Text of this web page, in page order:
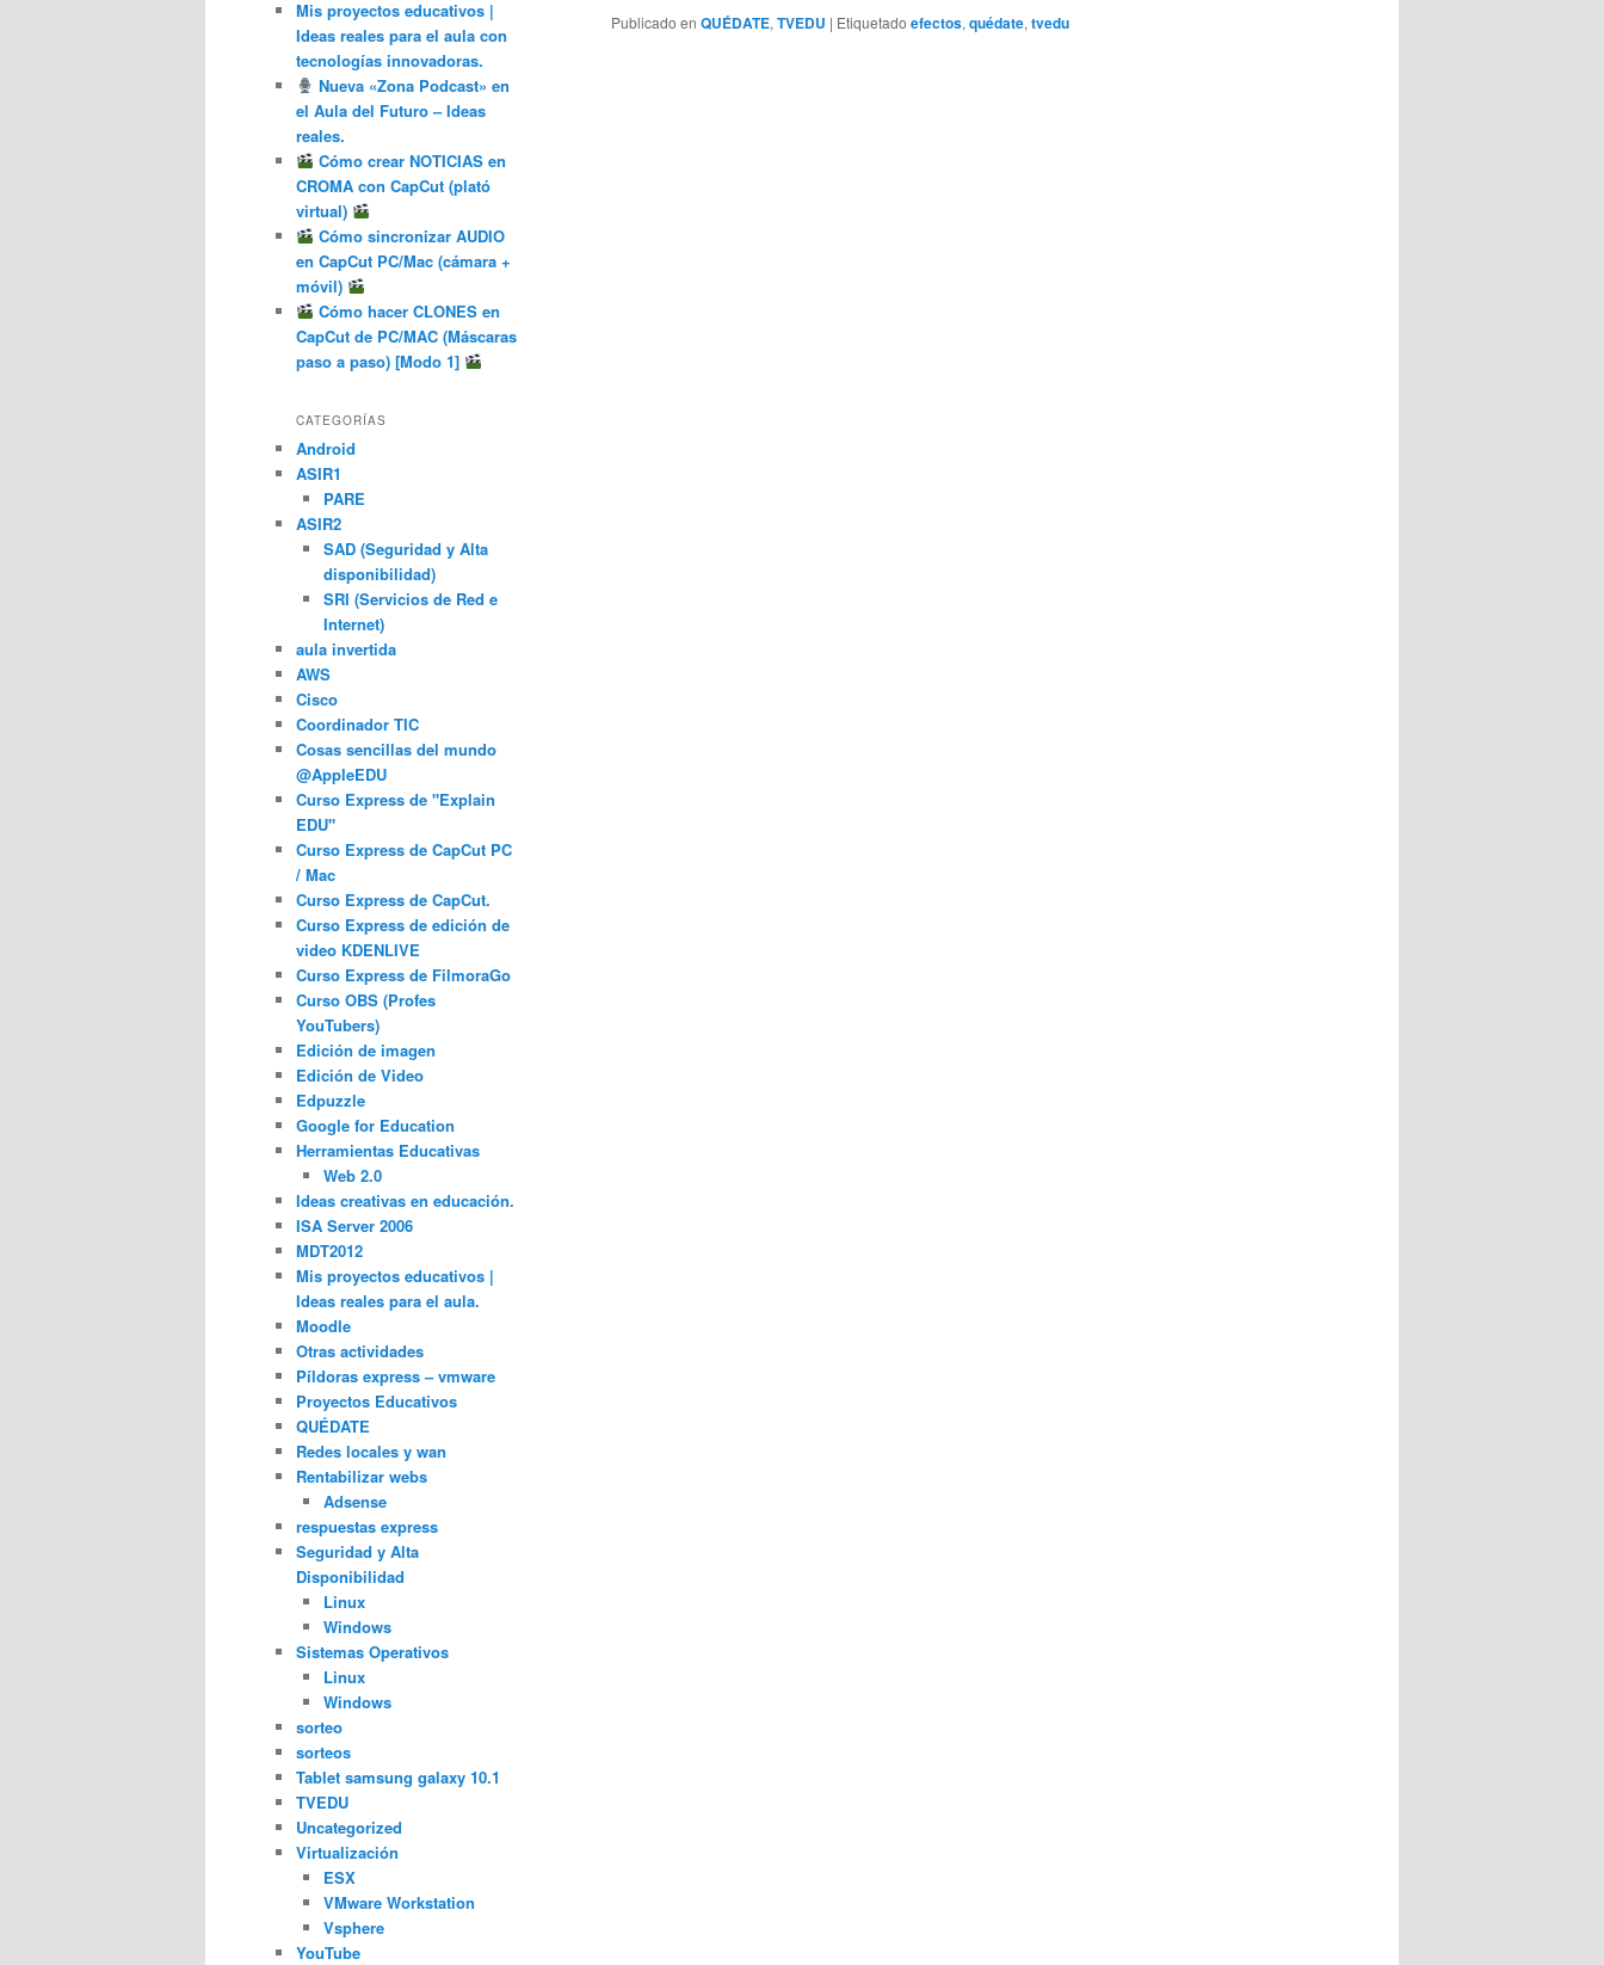
Publicado en QUÉDATE, TVEDU | Etiquetado efectos, quédate, tvedu
Mis proyectos educativos |
Ideas reales para el aula con
tecnologías innovadoras.
Nueva «Zona Podcast» en
el Aula del Futuro – Ideas
reales.
Cómo crear NOTICIAS en
CROMA con CapCut (plató
virtual)
Cómo sincronizar AUDIO
en CapCut PC/Mac (cámara +
móvil)
Cómo hacer CLONES en
CapCut de PC/MAC (Máscaras
paso a paso) [Modo 1]
CATEGORÍAS
Android
ASIR1
PARE
ASIR2
SAD (Seguridad y Alta
disponibilidad)
SRI (Servicios de Red e
Internet)
aula invertida
AWS
Cisco
Coordinador TIC
Cosas sencillas del mundo
@AppleEDU
Curso Express de "Explain
EDU"
Curso Express de CapCut PC
/ Mac
Curso Express de CapCut.
Curso Express de edición de
video KDENLIVE
Curso Express de FilmoraGo
Curso OBS (Profes
YouTubers)
Edición de imagen
Edición de Video
Edpuzzle
Google for Education
Herramientas Educativas
Web 2.0
Ideas creativas en educación.
ISA Server 2006
MDT2012
Mis proyectos educativos |
Ideas reales para el aula.
Moodle
Otras actividades
Píldoras express – vmware
Proyectos Educativos
QUÉDATE
Redes locales y wan
Rentabilizar webs
Adsense
respuestas express
Seguridad y Alta
Disponibilidad
Linux
Windows
Sistemas Operativos
Linux
Windows
sorteo
sorteos
Tablet samsung galaxy 10.1
TVEDU
Uncategorized
Virtualización
ESX
VMware Workstation
Vsphere
YouTube